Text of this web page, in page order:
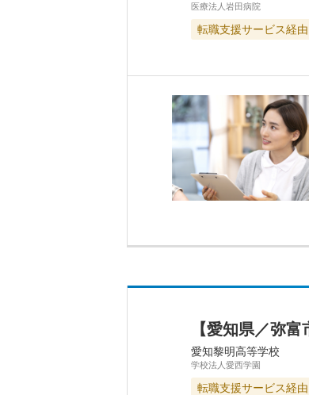
医療法人岩田病院
転職支援サービス経由
【愛知県／弥
愛知黎明高等学校
学校法人愛西学園
転職支援サービス経由